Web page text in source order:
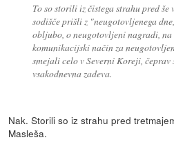
To so storili iz čistega strahu pred
sodišče prišli z "neugotovljenega
obljubo, o neugotovljeni nagradi,
komunikacijski način za
smejali celo v Severni Koreji,
vsakodnevna zadeva.
Nak. Storili so iz strahu pred
Masleša.